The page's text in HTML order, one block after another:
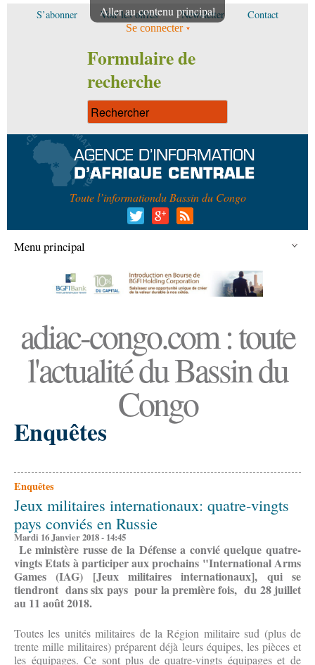
Aller au contenu principal
S’abonner Voir les offres Newsletter Contact
Se connecter
Formulaire de
recherche
Toute l’informationdu Bassin du Congo
Menu principal
adiac-congo.com : toute
l'actualité du Bassin du
Congo
Enquêtes
Enquêtes
Jeux militaires internationaux: quatre-vingts
pays conviés en Russie
Mardi 16 Janvier 2018 - 14:45
Le ministère russe de la Défense a convié quelque quatre-
vingts Etats à participer aux prochains "International Arms
Games (IAG) [Jeux militaires internationaux], qui se
tiendront dans six pays pour la première fois, du 28 juillet
au 11 août 2018.
Toutes les unités militaires de la Région militaire sud (plus de
trente mille militaires) préparent déjà leurs équipes, les pièces et
les équipages. Ce sont plus de quatre-vingts équipages et de